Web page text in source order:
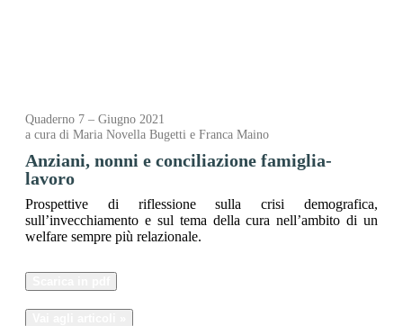
Quaderno 7 – Giugno 2021
a cura di Maria Novella Bugetti e Franca Maino
Anziani, nonni e conciliazione famiglia-
lavoro
Prospettive di riflessione sulla crisi demografica,
sull’invecchiamento e sul tema della cura nell’ambito di un
welfare sempre più relazionale.